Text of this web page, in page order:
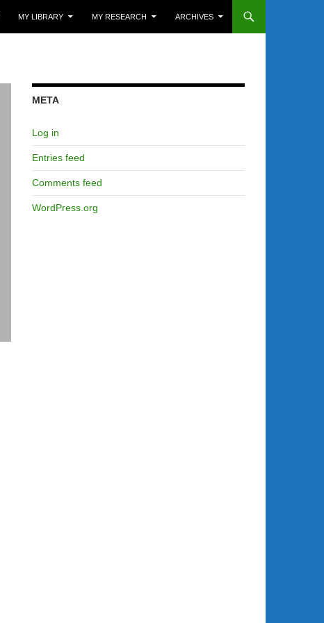
MY LIBRARY MY RESEARCH ARCHIVES
META
Log in
Entries feed
Comments feed
WordPress.org